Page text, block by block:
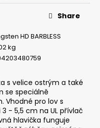
HD BARBLESS
kg
Share
s velice ostrým a také
se speciálně
Vhodné pro lov s
- 5,5 cm na UL přívlač
hlavička funguje